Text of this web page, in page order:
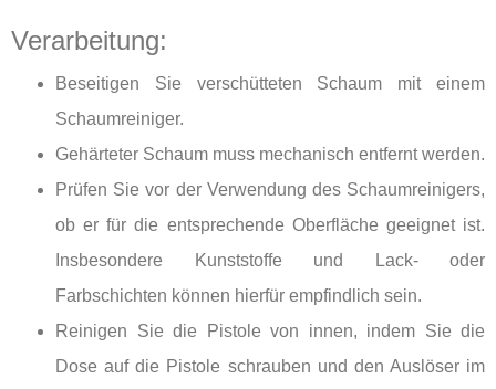
Verarbeitung:
Beseitigen Sie verschütteten Schaum mit einem
Schaumreiniger.
Gehärteter Schaum muss mechanisch entfernt werden.
Prüfen Sie vor der Verwendung des Schaumreinigers,
ob er für die entsprechende Oberfläche geeignet ist.
Insbesondere Kunststoffe und Lack- oder
Farbschichten können hierfür empfindlich sein.
Reinigen Sie die Pistole von innen, indem Sie die
Dose auf die Pistole schrauben und den Auslöser im